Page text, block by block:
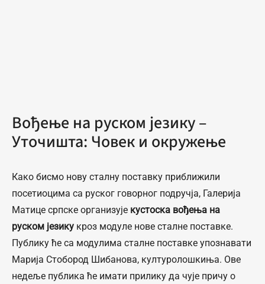
Вођење на руском језику –
Уточишта: Човек и окружење
Како бисмо нову сталну поставку приближили
посетиоцима са руског говорног подручја, Галерија
Матице српске организује кустоска вођења на
руском језику кроз модуле нове сталне поставке.
Публику ће са модулима сталне поставке упознавати
Марија Стобород Шибанова, културолошкиња. Ове
недеље публика ће имати прилику да чује причу о